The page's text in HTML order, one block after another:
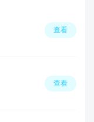
查看
查看